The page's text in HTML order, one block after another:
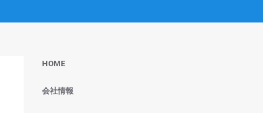
HOME
会社情報